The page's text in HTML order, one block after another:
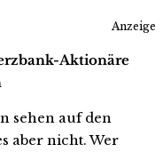
Anzeige
Aktionäre
sehen auf den
aber nicht. Wer